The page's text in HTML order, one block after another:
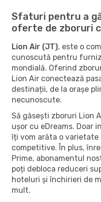
Sfaturi pentru a
oferte de zboruri
Lion Air (JT), este o
cunoscută pentru
mondială. Oferind
Lion Air conectează
destinații, de la orașe
necunoscute.
Să găsești zboruri Lion
ușor cu eDreams. Doar
îți vom arăta o varietate
competitive. În plus,
Prime, abonamentul
poți debloca reduceri
hoteluri și închirieri de
mult.